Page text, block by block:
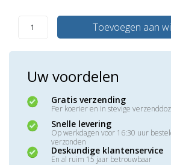
Toevoegen aan
Uw voordelen
Gratis verzending
Per koerier en in stevige
Snelle levering
Op werkdagen voor 16:30 uur
verzonden
Deskundige klantenservice
En al ruim 15 jaar betrouwbaar